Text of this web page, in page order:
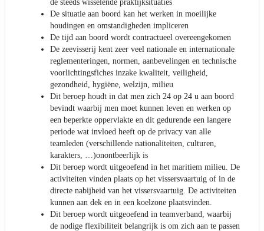
de steeds wisselende praktijksituaties
De situatie aan boord kan het werken in moeilijke
houdingen en omstandigheden impliceren
De tijd aan boord wordt contractueel overeengekomen
De zeevisserij kent zeer veel nationale en internationale
reglementeringen, normen, aanbevelingen en technische
voorlichtingsfiches inzake kwaliteit, veiligheid,
gezondheid, hygiëne, welzijn, milieu
Dit beroep houdt in dat men zich 24 op 24 u aan boord
bevindt waarbij men moet kunnen leven en werken op
een beperkte oppervlakte en dit gedurende een langere
periode wat invloed heeft op de privacy van alle
teamleden (verschillende nationaliteiten, culturen,
karakters, …)onontbeerlijk is
Dit beroep wordt uitgeoefend in het maritiem milieu. De
activiteiten vinden plaats op het vissersvaartuig of in de
directe nabijheid van het vissersvaartuig. De activiteiten
kunnen aan dek en in een koelzone plaatsvinden.
Dit beroep wordt uitgeoefend in teamverband, waarbij
de nodige flexibiliteit belangrijk is om zich aan te passen